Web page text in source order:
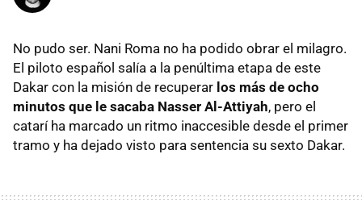
No pudo ser. Nani Roma no ha podido obrar el milagro.
El piloto español salía a la penúltima etapa de este
Dakar con la misión de recuperar los más de ocho
minutos que le sacaba Nasser Al-Attiyah, pero el
catarí ha marcado un ritmo inaccesible desde el primer
tramo y ha dejado visto para sentencia su sexto Dakar.